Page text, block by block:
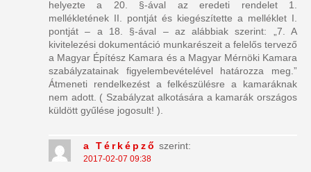
helyezte a 20. §-ával az eredeti rendelet 1.
mellékletének II. pontját és kiegészítette a melléklet I.
pontját – a 18. §-ával – az alábbiak szerint: „7. A
kivitelezési dokumentáció munkarészeit a felelős tervező
a Magyar Építész Kamara és a Magyar Mérnöki Kamara
szabályzatainak figyelembevételével határozza meg.”
Átmeneti rendelkezést a felkészülésre a kamaráknak
nem adott. ( Szabályzat alkotására a kamarák országos
küldött gyűlése jogosult! ).
a Térképző szerint:
2017-02-07 09:38